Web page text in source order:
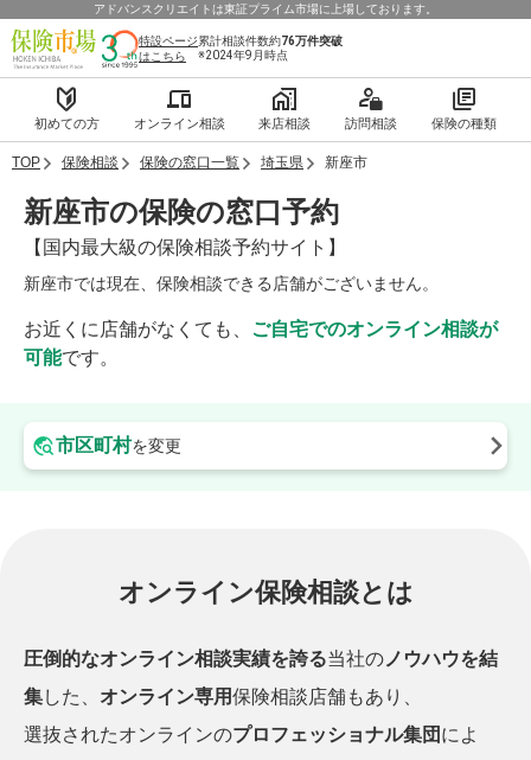
アドバンスクリエイトは東証プライム市場に上場しております。
特設ページ
はこちら
累計相談件数約76万件突破
※2024年9月時点
初めての方 オンライン相談 来店相談 訪問相談 保険の種類
TOP 保険相談 保険の窓口一覧 埼玉県 新座市
新座市の保険の窓口予約
【国内最大級の保険相談予約サイト】
新座市では現在、保険相談できる店舗がございません。
お近くに店舗がなくても、 ご自宅でのオンライン相談が
可能です。
市区町村を変更
オンライン保険相談とは
圧倒的なオンライン相談実績を誇る当社のノウハウを結
集した、 オンライン専用保険相談店舗もあり、
選抜されたオンラインのプロフェッショナル集団 によ